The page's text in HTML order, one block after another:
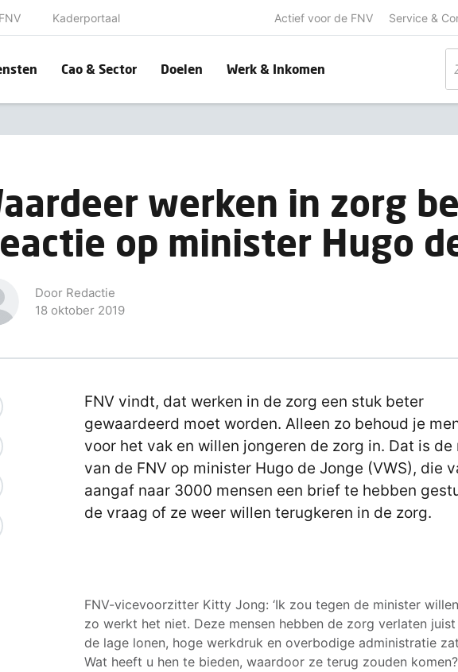
Kaderportaal Actief voor de FNV Service &
Cao & Sector Doelen Werk & Inkomen
werken in zorg
op minister Hugo
Door Redactie
18 oktober 2019
FNV vindt, dat werken in de zorg een stuk beter
gewaardeerd moet worden. Alleen zo behoud je
voor het vak en willen jongeren de zorg in. Dat is de
van de FNV op minister Hugo de Jonge (VWS), die
aangaf naar 3000 mensen een brief te hebben
de vraag of ze weer willen terugkeren in de zorg.
FNV-vicevoorzitter Kitty Jong: ‘Ik zou tegen de minister
zo werkt het niet. Deze mensen hebben de zorg verlaten
de lage lonen, hoge werkdruk en overbodige administratie
Wat heeft u hen te bieden, waardoor ze terug zouden